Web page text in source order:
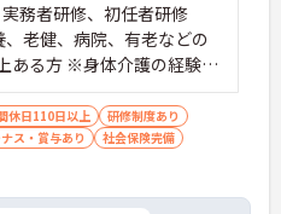
務者研修、初任者研修
老健、病院、有老などの
ある方 ※身体介護の経験年
浴の使用の経験のある方
休日110日以上
研修制度あり
ス・賞与あり
社会保険完備